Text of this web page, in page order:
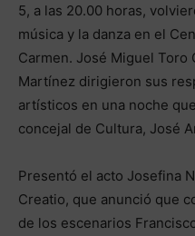
5, a las 20.00 horas,
música y la danza en el
Carmen. José Miguel Toro
Martínez dirigieron sus
artísticos en una noche
concejal de Cultura, José
Presentó el acto Josefina
Creatio, que anunció que
de los escenarios